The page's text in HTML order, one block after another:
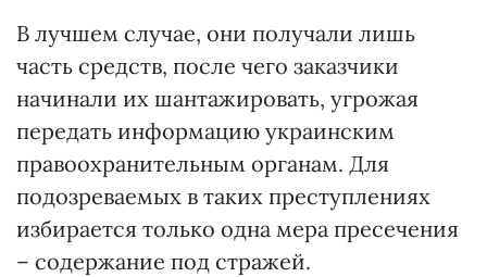
В лучшем случае, они получали лишь
часть средств, после чего заказчики
начинали их шантажировать, угрожая
передать информацию украинским
правоохранительным органам. Для
подозреваемых в таких преступлениях
избирается только одна мера пресечения
– содержание под стражей.